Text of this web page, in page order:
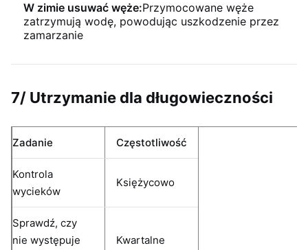
W zimie usuwać węże:Przymocowane węże
zatrzymują wodę, powodując uszkodzenie przez
zamarzanie
7/ Utrzymanie dla długowieczności
Zadanie Częstotliwość
Kontrola
wycieków
Księżycowo
Sprawdź, czy
nie występuje
Kwartalne